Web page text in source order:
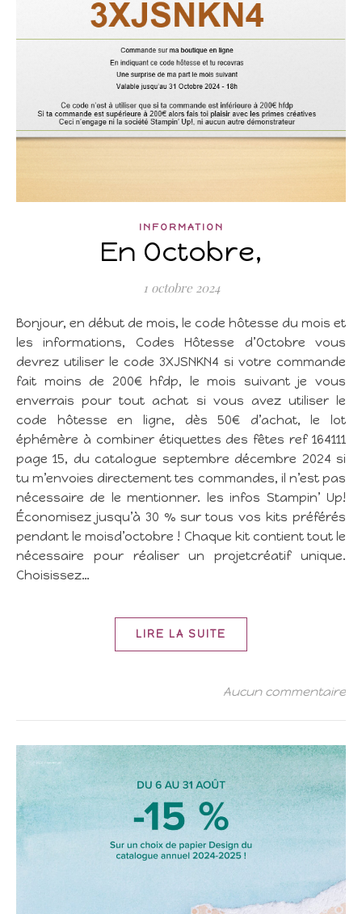
INFORMATION
En Octobre,
1 octobre 2024
Bonjour, en début de mois, le code hôtesse du mois et
les informations, Codes Hôtesse d’Octobre vous
devrez utiliser le code 3XJSNKN4 si votre commande
fait moins de 200€ hfdp, le mois suivant je vous
enverrais pour tout achat si vous avez utiliser le
code hôtesse en ligne, dès 50€ d’achat, le lot
éphémère à combiner étiquettes des fêtes ref 164111
page 15, du catalogue septembre décembre 2024 si
tu m’envoies directement tes commandes, il n’est pas
nécessaire de le mentionner. les infos Stampin’ Up!
Économisez jusqu’à 30 % sur tous vos kits préférés
pendant le moisd’octobre ! Chaque kit contient tout le
nécessaire pour réaliser un projetcréatif unique.
Choisissez…
LIRE LA SUITE
Aucun commentaire